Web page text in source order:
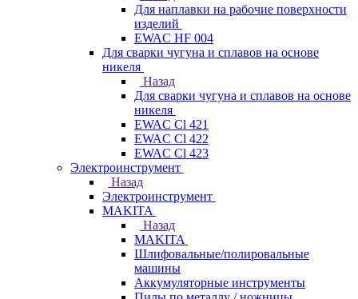
Для наплавки на рабочие поверхности
изделий
EWAC HF 004
Для сварки чугуна и сплавов на основе
никеля
Назад
Для сварки чугуна и сплавов на основе
никеля
EWAC Cl 421
EWAC Cl 422
EWAC Cl 423
Электроинструмент
Назад
Электроинструмент
МAKITA
Назад
МAKITA
Шлифовальные/полировальные
машины
Аккумуляторные инструменты